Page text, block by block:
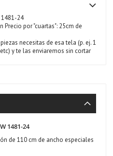
1481-24
por "cuartas": 25cm de
necesitas de esa tela (p. ej. 1
y te las enviaremos sin cortar
1481-24
de 110 cm de ancho especiales